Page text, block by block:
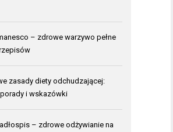
– zdrowe warzywo pełne
zasady diety odchudzającej:
i wskazówki
– zdrowe odżywianie na